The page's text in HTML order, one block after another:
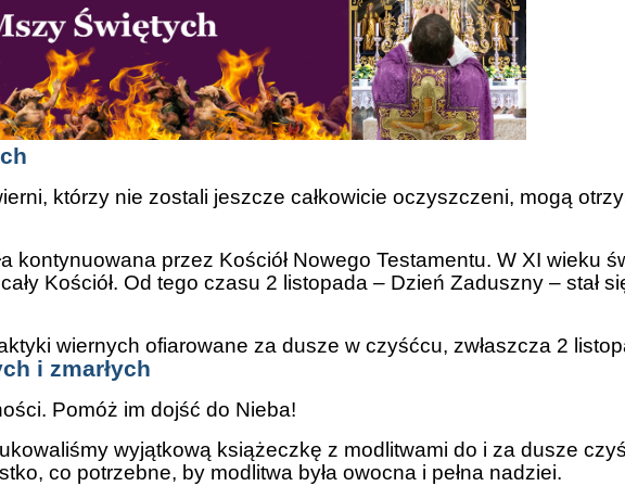
którzy nie zostali jeszcze całkowicie oczyszczeni, mogą
kontynuowana przez Kościół Nowego Testamentu. W XI wieku
Kościół. Od tego czasu 2 listopada – Dzień Zaduszny – stał
wiernych ofiarowane za dusze w czyśćcu, zwłaszcza 2
i zmarłych
Pomóż im dojść do Nieba!
wyjątkową książeczkę z modlitwami do i za dusze
co potrzebne, by modlitwa była owocna i pełna nadziei.